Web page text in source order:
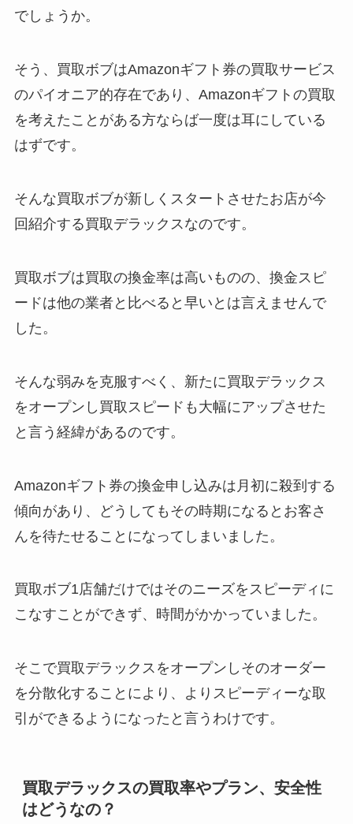
でしょうか。
そう、買取ボブはAmazonギフト券の買取サービス
のパイオニア的存在であり、Amazonギフトの買取
を考えたことがある方ならば一度は耳にしている
はずです。
そんな買取ボブが新しくスタートさせたお店が今
回紹介する買取デラックスなのです。
買取ボブは買取の換金率は高いものの、換金スピ
ードは他の業者と比べると早いとは言えませんで
した。
そんな弱みを克服すべく、新たに買取デラックス
をオープンし買取スピードも大幅にアップさせた
と言う経緯があるのです。
Amazonギフト券の換金申し込みは月初に殺到する
傾向があり、どうしてもその時期になるとお客さ
んを待たせることになってしまいました。
買取ボブ1店舗だけではそのニーズをスピーディに
こなすことができず、時間がかかっていました。
そこで買取デラックスをオープンしそのオーダー
を分散化することにより、よりスピーディーな取
引ができるようになったと言うわけです。
買取デラックスの買取率やプラン、安全性
はどうなの？